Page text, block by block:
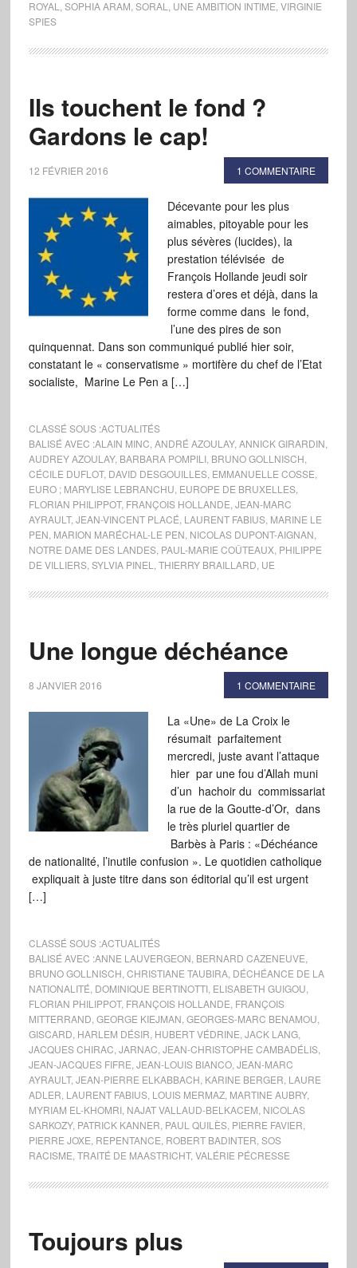
ROYAL SOPHIA ARAM SORAL UNE AMBITION INTIME VIRGINIE
SPIES
Ils touchent le fond ?
Gardons le cap!
12 FÉVRIER 2016 1 COMMENTAIRE
Décevante pour les plus
aimables, pitoyable pour les
plus sévères (lucides), la
prestation télévisée de
François Hollande jeudi soir
restera d’ores et déjà, dans la
forme comme dans le fond,
l’une des pires de son
quinquennat. Dans son communiqué publié hier soir,
constatant le « conservatisme » mortifère du chef de l’Etat
socialiste, Marine Le Pen a […]
CLASSÉ SOUS :ACTUALITÉS
BALISÉ AVEC :ALAIN MINC ANDRÉ AZOULAY, ANNICK GIRARDIN
AUDREY AZOULAY, BARBARA POMPILI, BRUNO GOLLNISCH
CÉCILE DUFLOT, DAVID DESGOUILLES, EMMANUELLE COSSE
EURO ; MARYLISE LEBRANCHU EUROPE DE BRUXELLES,
FLORIAN PHILIPPOT, FRANÇOIS HOLLANDE JEAN-MARC
AYRAULT, JEAN-VINCENT PLACÉ LAURENT FABIUS, MARINE LE
PEN MARION MARÉCHAL-LE PEN NICOLAS DUPONT-AIGNAN
NOTRE DAME DES LANDES, PAUL-MARIE COÛTEAUX, PHILIPPE
DE VILLIERS, SYLVIA PINEL THIERRY BRAILLARD UE
Une longue déchéance
8 JANVIER 2016 1 COMMENTAIRE
La «Une» de La Croix le
résumait parfaitement
mercredi, juste avant l’attaque
hier par une fou d’Allah muni
d’un hachoir du commissariat
la rue de la Goutte-d’Or, dans
le très pluriel quartier de
Barbès à Paris : «Déchéance
de nationalité, l’inutile confusion ». Le quotidien catholique
expliquait à juste titre dans son éditorial qu’il est urgent
[…]
CLASSÉ SOUS :ACTUALITÉS
BALISÉ AVEC :ANNE LAUVERGEON BERNARD CAZENEUVE
BRUNO GOLLNISCH CHRISTIANE TAUBIRA, DÉCHÉANCE DE LA
NATIONALITÉ DOMINIQUE BERTINOTTI, ELISABETH GUIGOU
FLORIAN PHILIPPOT, FRANÇOIS HOLLANDE FRANÇOIS
MITTERRAND GEORGE KIEJMAN GEORGES-MARC BENAMOU
GISCARD HARLEM DÉSIR HUBERT VÉDRINE JACK LANG,
JACQUES CHIRAC JARNAC JEAN-CHRISTOPHE CAMBADÉLIS,
JEAN-JACQUES FIFRE JEAN-LOUIS BIANCO, JEAN-MARC
AYRAULT, JEAN-PIERRE ELKABBACH KARINE BERGER LAURE
ADLER LAURENT FABIUS, LOUIS MERMAZ, MARTINE AUBRY,
MYRIAM EL-KHOMRI, NAJAT VALLAUD-BELKACEM NICOLAS
SARKOZY, PATRICK KANNER PAUL QUILÈS, PIERRE FAVIER
PIERRE JOXE REPENTANCE ROBERT BADINTER SOS
RACISME TRAITÉ DE MAASTRICHT, VALÉRIE PÉCRESSE
Toujours plus